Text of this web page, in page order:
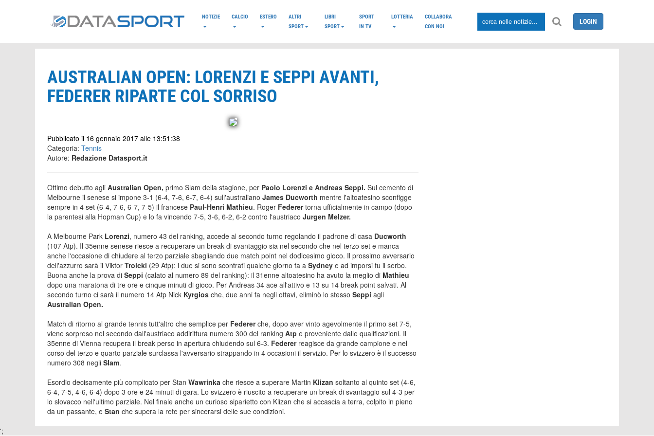
NOTIZIE CALCIO ESTERO
ALTRI
SPORT
LIBRI
SPORT
SPORT
IN TV
LOTTERIA
COLLABORA
CON NOI
LOGIN
AUSTRALIAN OPEN: LORENZI E SEPPI AVANTI,
FEDERER RIPARTE COL SORRISO
Pubblicato il 16 gennaio 2017 alle 13:51:38
Categoria: Tennis
Autore: Redazione Datasport.it
Ottimo debutto agli Australian Open, primo Slam della stagione, per Paolo Lorenzi e Andreas Seppi. Sul cemento di
Melbourne il senese si impone 3-1 (6-4, 7-6, 6-7, 6-4) sull'australiano James Ducworth mentre l'altoatesino sconfigge
sempre in 4 set (6-4, 7-6, 6-7, 7-5) il francese Paul-Henri Mathieu. Roger Federertorna ufficialmente in campo (dopo
la parentesi alla Hopman Cup) e lo fa vincendo 7-5, 3-6, 6-2, 6-2 contro l'austriaco Jurgen Melzer.
A Melbourne Park Lorenzi, numero 43 del ranking, accede al secondo turno regolando il padrone di casa Ducworth
(107 Atp). Il 35enne senese riesce a recuperare un break di svantaggio sia nel secondo che nel terzo set e manca
anche l'occasione di chiudere al terzo parziale sbagliando due match point nel dodicesimo gioco. Il prossimo avversario
dell'azzurro sarà il Viktor Troicki (29 Atp): i due si sono scontrati qualche giorno fa a Sydney e ad imporsi fu il serbo.
Buona anche la prova di Seppi (calato al numero 89 del ranking): il 31enne altoatesino ha avuto la meglio di Mathieu
dopo una maratona di tre ore e cinque minuti di gioco. Per Andreas 34 ace all'attivo e 13 su 14 break point salvati. Al
secondo turno ci sarà il numero 14 Atp Nick Kyrgios che, due anni fa negli ottavi, eliminò lo stesso Seppi agli
Australian Open.
Match di ritorno al grande tennis tutt'altro che semplice per Federerche, dopo aver vinto agevolmente il primo set 7-5,
viene sorpreso nel secondo dall'austriaco addirittura numero 300 del ranking Atp e proveniente dalle qualificazioni. Il
35enne di Vienna recupera il break perso in apertura chiudendo sul 6-3. Federer reagisce da grande campione e nel
corso del terzo e quarto parziale surclassa l'avversario strappando in 4 occasioni il servizio. Per lo svizzero è il successo
numero 308 negli Slam.
Esordio decisamente più complicato per Stan Wawrinka che riesce a superare Martin Klizan soltanto al quinto set (4-6,
6-4, 7-5, 4-6, 6-4) dopo 3 ore e 24 minuti di gara. Lo svizzero è riuscito a recuperare un break di svantaggio sul 4-3 per
lo slovacco nell'ultimo parziale. Nel finale anche un curioso siparietto con Klizan che si accascia a terra, colpito in pieno
da un passante, e Stan che supera la rete per sincerarsi delle sue condizioni.
';